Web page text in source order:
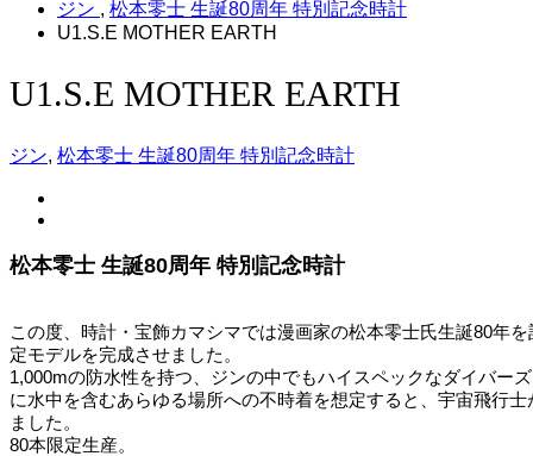
ジン , 松本零士 生誕80周年 特別記念時計
U1.S.E MOTHER EARTH
U1.S.E MOTHER EARTH
ジン, 松本零士 生誕80周年 特別記念時計
松本零士 生誕80周年 特別記念時計
この度、時計・宝飾カマシマでは漫画家の松本零士氏生誕80年
定モデルを完成させました。
1,000mの防水性を持つ、ジンの中でもハイスペックなダイバー
に水中を含むあらゆる場所への不時着を想定すると、宇宙飛行
ました。
80本限定生産。